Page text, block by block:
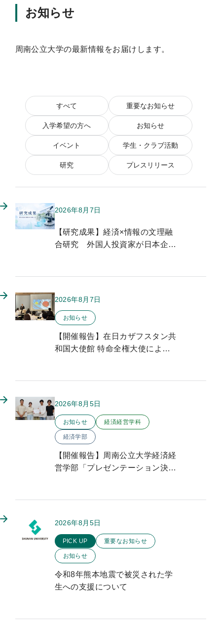
お知らせ
周南公立大学の最新情報をお届けします。
すべて 重要なお知らせ
入学希望の方へ お知らせ
イベント 学生・クラブ活動
研究 プレスリリース
2026年8月7日
このお知らせのカテゴリー
【研究成果】経済×情報の文理融
合研究 外国人投資家が日本企業
2026年8月7日
このお知らせのカテゴリー
お知らせ
【開催報告】在日カザフスタン共
和国大使館 特命全権大使による
2026年8月5日
このお知らせのカテゴリー
お知らせ 経済経営学科
経済学部
【開催報告】周南公立大学経済経
営学部「プレゼンテーション決勝
2026年8月5日
このお知らせのカテゴリー
PICK UP 重要なお知らせ
お知らせ
令和8年熊本地震で被災された学
生への支援について